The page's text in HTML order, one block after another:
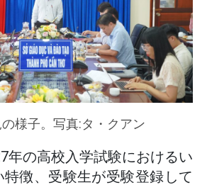
様子。写真:タ・クアン
年の高校入学試験におけるい
特徴、受験生が受験登録して